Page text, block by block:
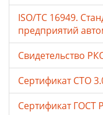
ISO/TC 16949.
предприятий
Свидетельство
Сертификат СТО
Сертификат ГОСТ